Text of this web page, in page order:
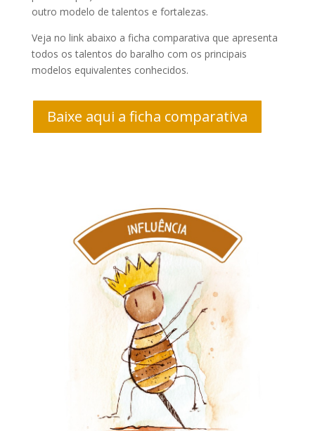
outro modelo de talentos e fortalezas.
Veja no link abaixo a ficha comparativa que apresenta
todos os talentos do baralho com os principais
modelos equivalentes conhecidos.
Baixe aqui a ficha comparativa